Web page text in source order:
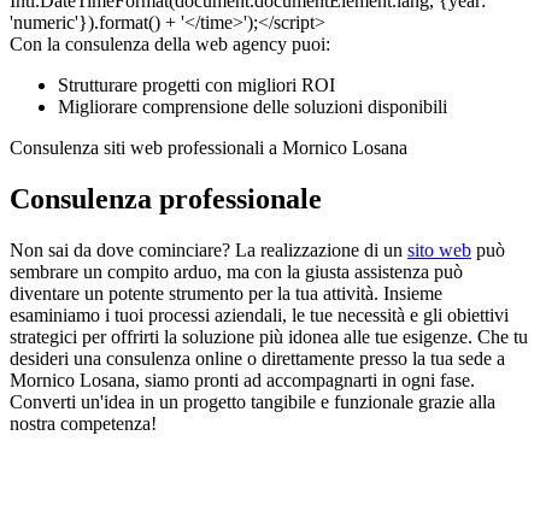
Con la consulenza della web agency puoi:
Strutturare progetti con migliori ROI
Migliorare comprensione delle soluzioni disponibili
Consulenza siti web professionali a Mornico Losana
Consulenza professionale
Non sai da dove cominciare? La realizzazione di un sito web può
sembrare un compito arduo, ma con la giusta assistenza può
diventare un potente strumento per la tua attività. Insieme
esaminiamo i tuoi processi aziendali, le tue necessità e gli obiettivi
strategici per offrirti la soluzione più idonea alle tue esigenze. Che tu
desideri una consulenza online o direttamente presso la tua sede a
Mornico Losana, siamo pronti ad accompagnarti in ogni fase.
Converti un'idea in un progetto tangibile e funzionale grazie alla
nostra competenza!